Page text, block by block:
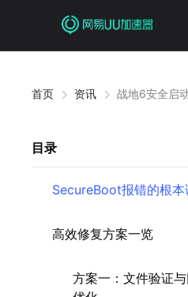
首页 资讯 战地6安全启
目录
SecureBoot报错的根本
高效修复方案一览
方案一：文件验证